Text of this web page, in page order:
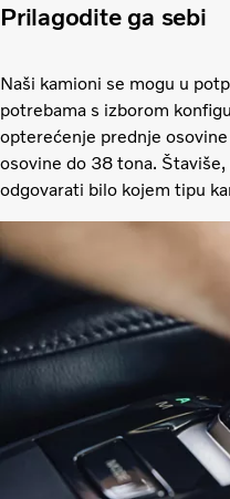
Prilagodite ga sebi
Naši kamioni se mogu u
potrebama s izborom
opterećenje prednje
osovine do 38 tona.
odgovarati bilo kojem tipu